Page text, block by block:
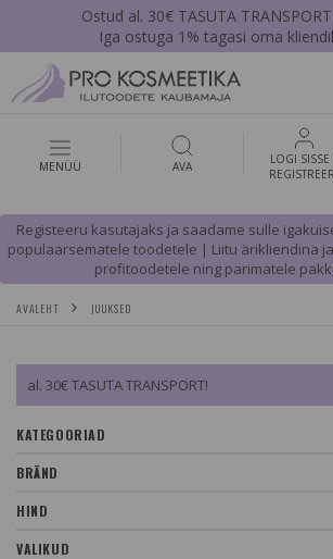
Ostud al. 30€ TASUTA
Iga ostuga 1% tagasi oma
MENÜÜ AVA
LOGI
Registeeru kasutajaks ja saadame sulle
populaarsematele toodetele | Liitu ärikliendina
profitoodetele ning parimatele
AVALEHT JUUKSED
al. 30€ TASUTA TRANSPORT!
KATEGOORIAD
BRÄND
HIND
VALIKUD